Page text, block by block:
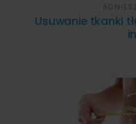
Usuwanie tkanki